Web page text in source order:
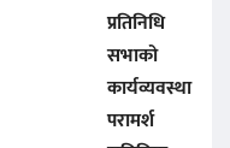
प्रतिनिधि
सभाको
कार्यव्यवस्था
परामर्श